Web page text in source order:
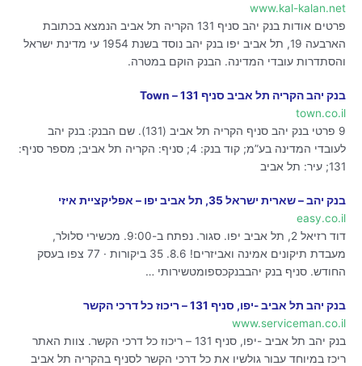
www.kal-kalan.net
פרטים אודות בנק יהב סניף 131 הקריה תל אביב הנמצא בכתובת
הארבעה 19, תל אביב יפו בנק יהב נוסד בשנת 1954 עי מדינת ישראל
והסתדרות עובדי המדינה. הבנק הוקם במטרה.
בנק יהב הקריה תל אביב סניף 131 – Town
town.co.il
9 פרטי בנק יהב סניף הקריה תל אביב (131). שם הבנק: בנק יהב
לעובדי המדינה בע”מ; קוד בנק: 4; סניף: הקריה תל אביב; מספר סניף:
131; עיר: תל אביב
בנק יהב – שארית ישראל 35, תל אביב יפו – אפליקציית איזי
easy.co.il
דוד רזיאל 2, תל אביב יפו. סגור. נפתח ב-9:00. ‏מכשירי סלולר,
מעבדת תיקונים אמינה ואביזרים! 8.6. 35 ביקורות · 77 צפו בעסק
החודש. סניף בנק יהבבנקכספומטשירותי …
בנק יהב תל אביב -יפו, סניף 131 – ריכוז כל דרכי הקשר
www.serviceman.co.il
בנק יהב תל אביב -יפו, סניף 131 – ריכוז כל דרכי הקשר. צוות האתר
ריכז במיוחד עבור גולשיו את כל דרכי הקשר לסניף בהקריה תל אביב